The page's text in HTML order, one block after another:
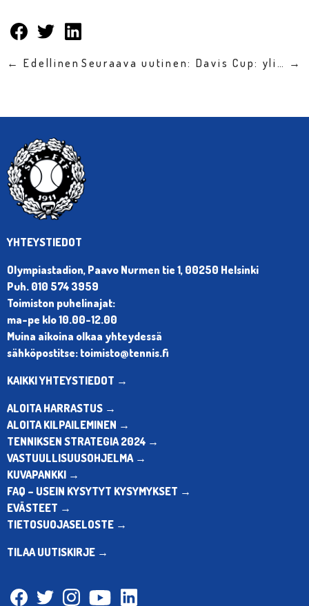
← Edellinen Seuraava uutinen: Davis Cup: yli… →
YHTEYSTIEDOT
Olympiastadion, Paavo Nurmen tie 1, 00250 Helsinki
Puh. 010 574 3959
Toimiston puhelinajat:
ma-pe klo 10.00-12.00
Muina aikoina olkaa yhteydessä
sähköpostitse: toimisto@tennis.fi
KAIKKI YHTEYSTIEDOT →
ALOITA HARRASTUS →
ALOITA KILPAILEMINEN →
TENNIKSEN STRATEGIA 2024 →
VASTUULLISUUSOHJELMA →
KUVAPANKKI →
FAQ – USEIN KYSYTYT KYSYMYKSET →
EVÄSTEET →
TIETOSUOJASELOSTE →
TILAA UUTISKIRJE →